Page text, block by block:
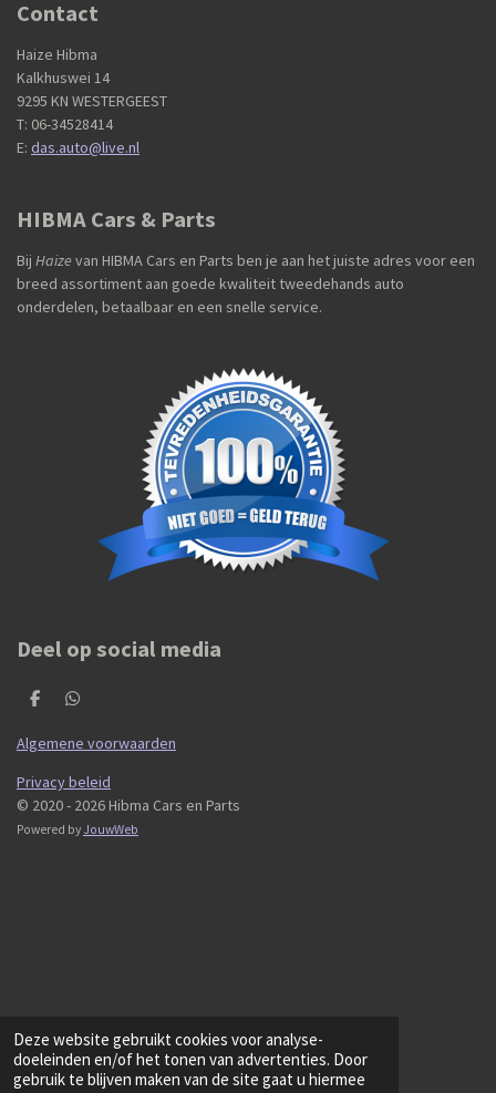
Deze website gebruikt cookies voor analyse-
doeleinden en/of het tonen van advertenties. Door
gebruik te blijven maken van de site gaat u hiermee
Contact
Haize Hibma
Kalkhuswei 14
9295 KN WESTERGEEST
T: 06-34528414
E: das.auto@live.nl
HIBMA Cars & Parts
Bij Haizevan HIBMA Cars en Parts ben je aan het juiste adres voor een
breed assortiment aan goede kwaliteit tweedehands auto
onderdelen, betaalbaar en een snelle service.
Deel op social media
D
l
e
D
l
e
Algemene voorwaarden
Privacy beleid
© 2020 - 2026 Hibma Cars en Parts
Powered by JouwWeb